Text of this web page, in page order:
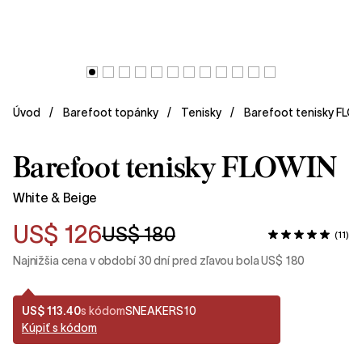
Úvod Barefoot topánky Tenisky Barefoot tenisky
Barefoot tenisky FLOWIN
White & Beige
US$ 126US$ 180 (11)
Najnižšia cena v období 30 dní pred zľavou bola US$ 180
US$ 113.40s kódomSNEAKERS10
Kúpiť s kódom